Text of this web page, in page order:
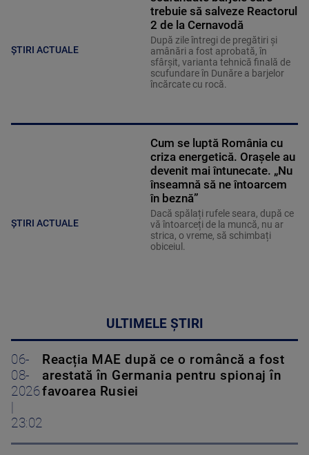
ȘTIRI ACTUALE
trebuie să salveze Reactorul
2 de la Cernavodă
După zile întregi de pregătiri și
amânări a fost aprobată, în
sfârșit, varianta tehnică finală de
scufundare în Dunăre a barjelor
încărcate cu rocă.
ȘTIRI ACTUALE
Cum se luptă România cu
criza energetică. Orașele au
devenit mai întunecate. „Nu
înseamnă să ne întoarcem
în beznă”
Dacă spălați rufele seara, după ce
vă întoarceți de la muncă, nu ar
strica, o vreme, să schimbați
obiceiul.
ULTIMELE ȘTIRI
06-
08-
2026
23:02
Reacția MAE după ce o româncă a fost
arestată în Germania pentru spionaj în
favoarea Rusiei